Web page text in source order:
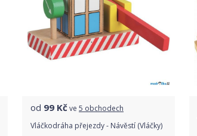
od 99 Kčve 5 obchodech
Vláčkodráha přejezdy - Návěstí (Vláčky)